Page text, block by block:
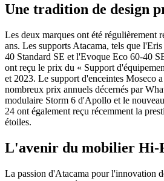
Une tradition de design
Les deux marques ont été régulièrement
ans. Les supports Atacama, tels que
40 Standard SE et l'Evoque Eco 60-40
ont reçu le prix du « Support
et 2023. Le support d'enceintes Moseco
nombreux prix annuels décernés par
modulaire Storm 6 d'Apollo et le
24 ont également reçu récemment la
étoiles.
L'avenir du mobilier Hi-
La passion d'Atacama pour l'innovation